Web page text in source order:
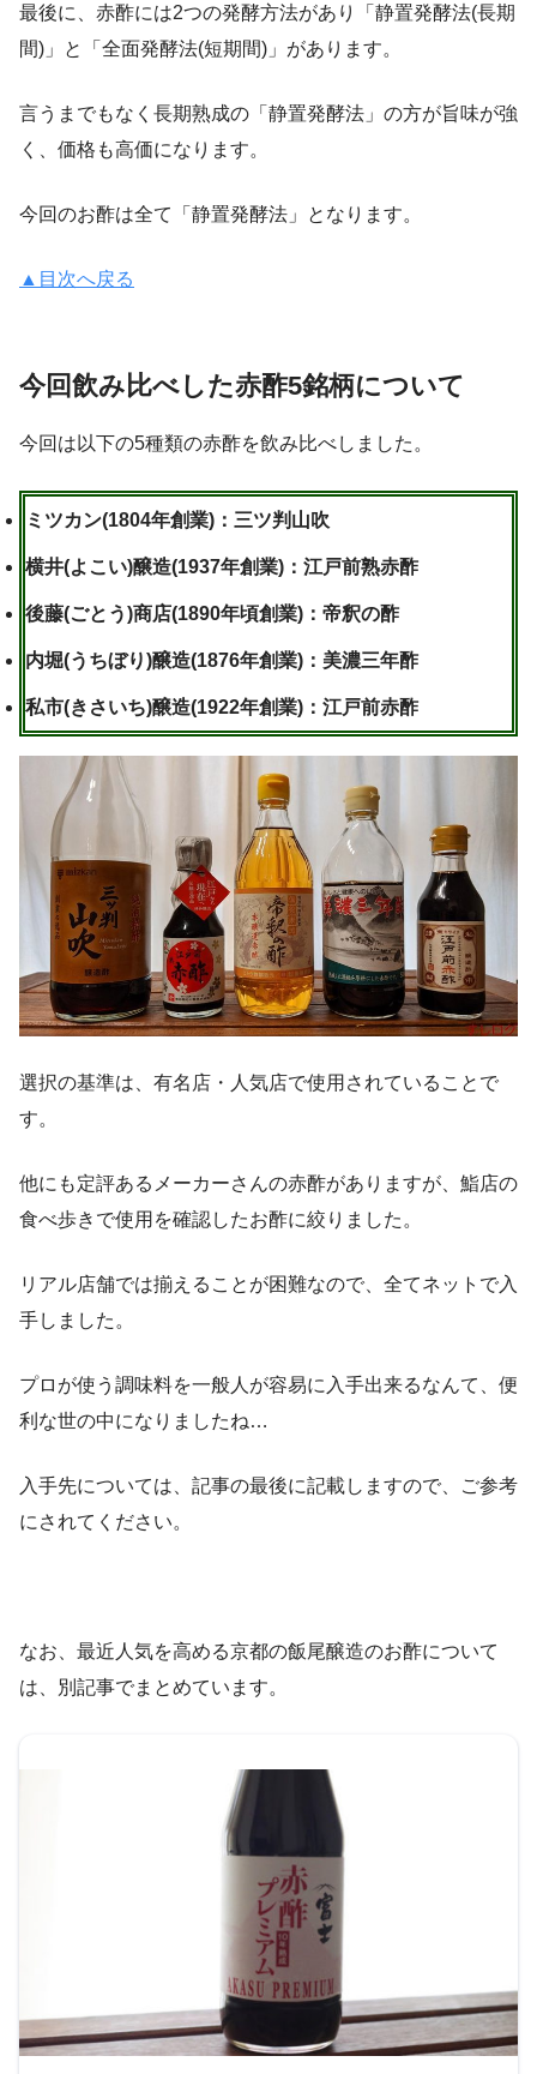
最後に、赤酢には2つの発酵方法があり「静置発酵法(長期
間)」と「全面発酵法(短期間)」があります。
言うまでもなく長期熟成の「静置発酵法」の方が旨味が強
く、価格も高価になります。
今回のお酢は全て「静置発酵法」となります。
▲目次へ戻る
今回飲み比べした赤酢5銘柄について
今回は以下の5種類の赤酢を飲み比べしました。
ミツカン(1804年創業)：三ツ判山吹
横井(よこい)醸造(1937年創業)：江戸前熟赤酢
後藤(ごとう)商店(1890年頃創業)：帝釈の酢
内堀(うちぼり)醸造(1876年創業)：美濃三年酢
私市(きさいち)醸造(1922年創業)：江戸前赤酢
選択の基準は、有名店・人気店で使用されていることで
す。
他にも定評あるメーカーさんの赤酢がありますが、鮨店の
食べ歩きで使用を確認したお酢に絞りました。
リアル店舗では揃えることが困難なので、全てネットで入
手しました。
プロが使う調味料を一般人が容易に入手出来るなんて、便
利な世の中になりましたね…
入手先については、記事の最後に記載しますので、ご参考
にされてください。
なお、最近人気を高める京都の飯尾醸造のお酢について
は、別記事でまとめています。